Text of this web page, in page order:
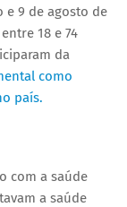
e 9 de agosto de
18 e 74
da
como
país.
com a saúde
a saúde